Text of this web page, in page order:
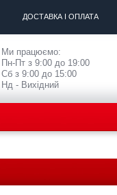
ДОСТАВКА І ОПЛАТА
Ми працюємо:
Пн-Пт з 9:00 до 19:00
Сб з 9:00 до 15:00
Нд - Вихідний